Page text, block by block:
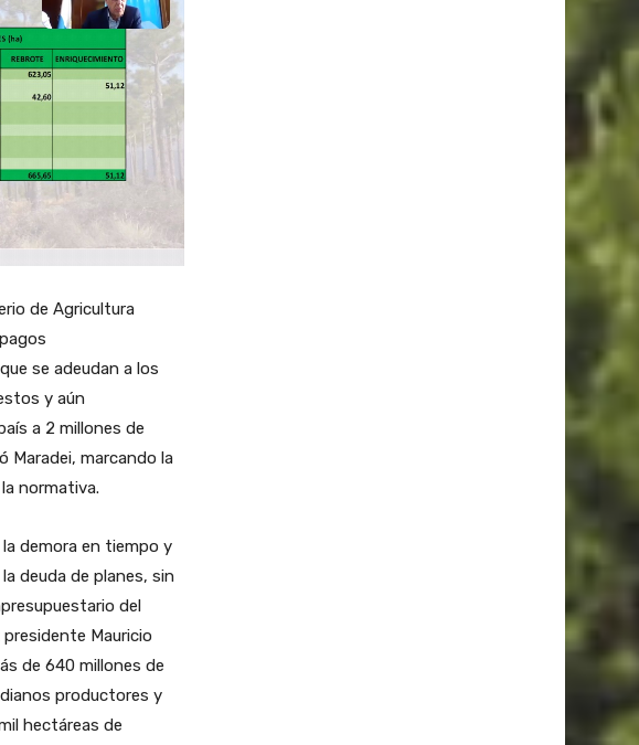
de Agricultura
se adeudan a los
y aún
a 2 millones de
Maradei, marcando la
normativa.
demora en tiempo y
deuda de planes, sin
del
Mauricio
de 640 millones de
productores y
hectáreas de